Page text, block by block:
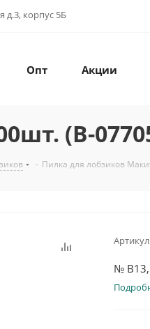
д.3, корпус 5Б
Опт Акции
(B-
- Пилка для лобзиков
№